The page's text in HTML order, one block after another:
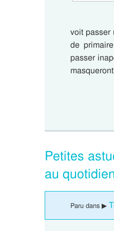
voit passer
de
passer
Petites
au
Paru dans ▶